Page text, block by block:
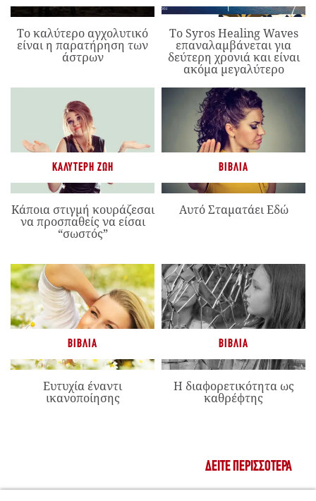
Το καλύτερο αγχολυτικό
είναι η παρατήρηση των
άστρων
Το Syros Healing Waves
επαναλαμβάνεται για
δεύτερη χρονιά και είναι
ακόμα μεγαλύτερο
ΚΑΛΎΤΕΡΗ ΖΩΉ
Κάποια στιγμή κουράζεσαι
να προσπαθείς να είσαι
“σωστός”
ΒΙΒΛΊΑ
Αυτό Σταματάει Εδώ
ΒΙΒΛΊΑ
Ευτυχία έναντι
ικανοποίησης
ΒΙΒΛΊΑ
Η διαφορετικότητα ως
καθρέφτης
ΔΕΊΤΕ ΠΕΡΙΣΣΌΤΕΡΑ